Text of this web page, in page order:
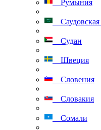
Румыния
Судан
Швеция
Словения
Словакия
Сомали